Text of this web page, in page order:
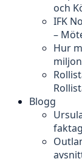
och
IFK
–
Hur
Blogg